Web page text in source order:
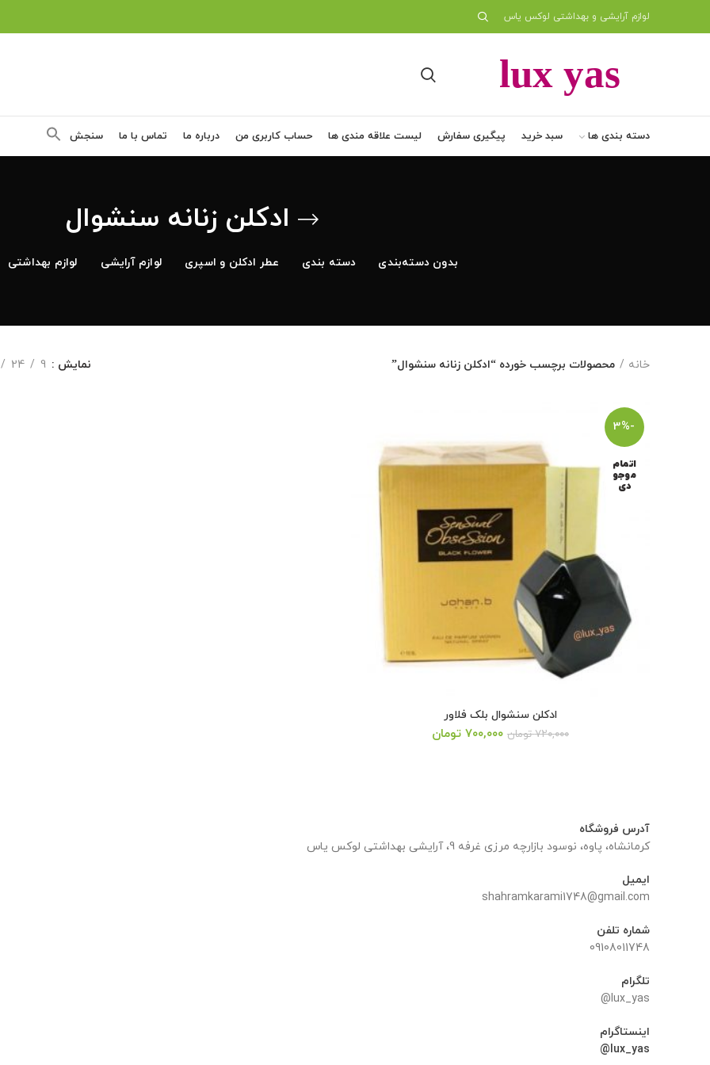
لوازم آرایشی و بهداشتی لوکس یاس
دسته بندی ها سبد خرید پیگیری سفارش لیست علاقه مندی ها حساب کاربری من درباره ما تماس با ما سنجش
ادکلن زنانه سنشوال
بدون دسته‌بندی دسته بندی عطر ادکلن و اسپری لوازم آرایشی لوازم بهداشتی
خانه محصولات برچسب خورده “ادکلن زنانه سنشوال” نمایش 9
24
-3%
اتمام
موجو
دی
ادکلن سنشوال بلک فلاور
۷۲۰,۰۰۰ تومان قیمت
۷۰۰,۰۰۰ تومان
آدرس فروشگاه
کرمانشاه، پاوه، نوسود بازارچه مرزی غرفه 9، آرایشی بهداشتی لوکس یاس
ایمیل
shahramkarami1748@gmail.com
شماره تلفن
09108011748
تلگرام
lux_yas@
اینستاگرام
lux_yas@